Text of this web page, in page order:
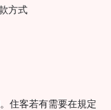
方式
住客若有需要在規定